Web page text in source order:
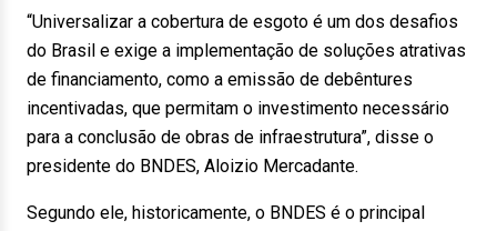
“Universalizar a cobertura de esgoto é um dos desafios
do Brasil e exige a implementação de soluções atrativas
de financiamento, como a emissão de debêntures
incentivadas, que permitam o investimento necessário
para a conclusão de obras de infraestrutura”, disse o
presidente do BNDES, Aloizio Mercadante.
Segundo ele, historicamente, o BNDES é o principal